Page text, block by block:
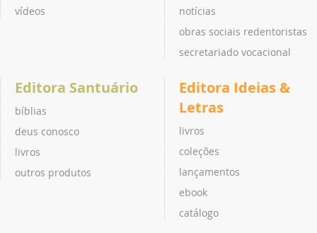
vídeos
notícias
obras sociais redentoristas
secretariado vocacional
Editora Santuário
bíblias
deus conosco
livros
outros produtos
Editora Ideias &
Letras
livros
coleções
lançamentos
ebook
catálogo